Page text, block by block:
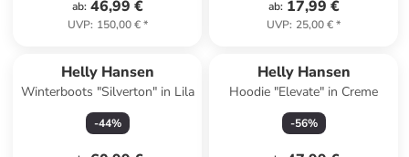
ab: 46,99 €
UVP: 150,00 €*
ab: 17,99 €
UVP: 25,00 €*
Helly Hansen
Winterboots "Silverton" in Lila
-44%
Helly Hansen
Hoodie "Elevate" in Creme
-56%